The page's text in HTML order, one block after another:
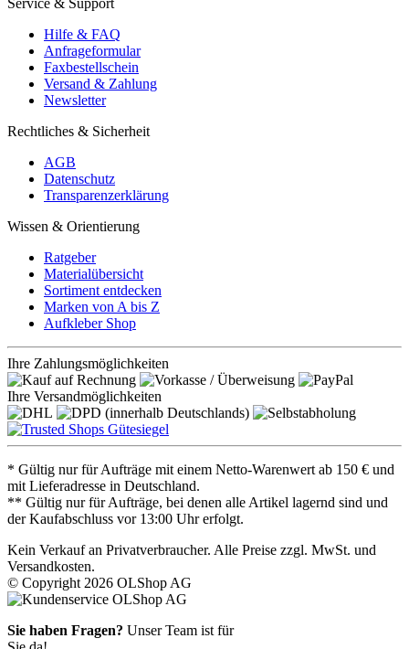
Hilfe & FAQ
Anfrageformular
Faxbestellschein
Versand & Zahlung
Newsletter
Rechtliches & Sicherheit
AGB
Datenschutz
Transparenzerklärung
Wissen & Orientierung
Ratgeber
Materialübersicht
Sortiment entdecken
Marken von A bis Z
Aufkleber Shop
Ihre Zahlungsmöglichkeiten
Ihre Versandmöglichkeiten
* Gültig nur für Aufträge mit einem Netto-Warenwert ab 150 € und
mit Lieferadresse in Deutschland.
** Gültig nur für Aufträge, bei denen alle Artikel lagernd sind und
der Kaufabschluss vor 13:00 Uhr erfolgt.
Kein Verkauf an Privatverbraucher. Alle Preise zzgl. MwSt. und
Versandkosten.
© Copyright 2026 OLShop AG
Sie haben Fragen? Unser Team ist für